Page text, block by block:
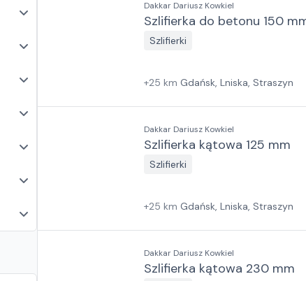
Dakkar Dariusz Kowkiel
Szlifierka do betonu 150
Szlifierki
+25 km Gdańsk, Lniska, Straszyn
Dakkar Dariusz Kowkiel
Szlifierka kątowa 125 mm
Szlifierki
+25 km Gdańsk, Lniska, Straszyn
Dakkar Dariusz Kowkiel
Szlifierka kątowa 230 mm